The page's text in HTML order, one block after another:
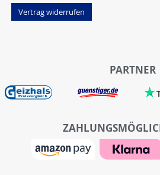
Vertrag widerrufen
PARTNER